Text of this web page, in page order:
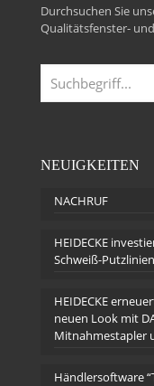
Durchsuchen Sie
Qualitätsfenster-
NEUIGKEITEN
NACHRUF
HEIDECKE
Schweiß-
HEIDECKE
neuen Look mit
Mitnahmestapler
Händlersoftware